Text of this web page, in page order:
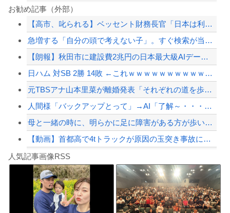
【AI】Google、Geminiが大赤字、史上初のマイナスキャッシュフローに陥...
【衝撃】イオンモール爆発事故、『とんでもない事実』が判明してしまう・・・・・・
「ジャニーさんとつかこうへい氏は同じ」少年隊・錦織一清が明かすレジェンドの共通点...
【配信者】「金バエ」のSNS更新が1週間途絶え、様々な憶測が飛び交う。1週間ぶり...
【緊急速報】NYで警官が黒人男性の首を絞め、暴動第二波不可避へ
Powered by livedoor 相互RSS
お勧め記事（外部）
【高市、叱られる】ベッセント財務長官「日本は利上げして政権は金融・財政政策をとっ...
急増する「自分の頭で考えない子」。すぐ検索が当たり前に…スマホ時代の“親切すぎる...
【朗報】秋田市に建設費2兆円の日本最大級AIデータセンター建設へ UAEなどが投...
日ハム 対SB 2勝 14敗 ←これｗｗｗｗｗｗｗｗｗｗｗｗｗｗｗｗｗｗｗｗ
元TBSアナ山本里菜が離婚発表「それぞれの道を歩むこととなりました」
人間様「バックアップとって」→AI「了解～・・・あ、間違えた」→ガチで洒落になら...
母と一緒の時に、明らかに足に障害がある方が歩いていた。母「なんであんな歩き方なの...
【動画】首都高で4tトラックが原因の玉突き事故に巻き込まれた軽バンの車載。
アガサ博士「今日はみんなでうなぎを食べに行くぞい」
8/4のニュース
日本旅行キャンセルすべきか…1万年ぶり史上最大級の火山の兆し＝韓国の反応
人気記事画像RSS